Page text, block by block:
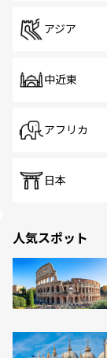
アジア
中近東
アフリカ
日本
人気スポット